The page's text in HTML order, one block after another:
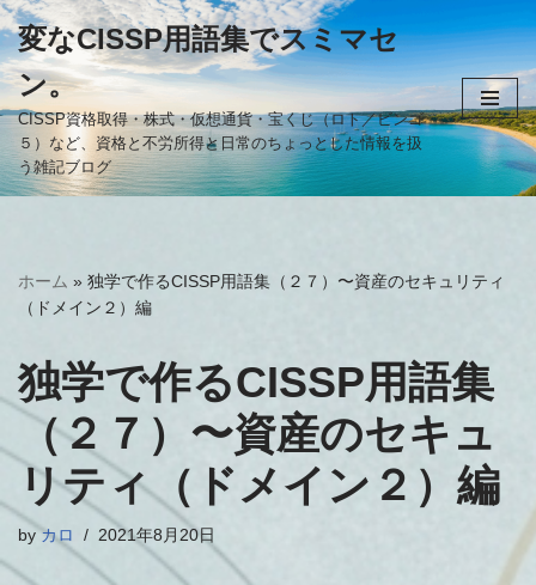
コ
ン
テ
ン
ツ
ッ
プ
変なCISSP用語集でスミマセ
ン。
CISSP資格取得・株式・仮想通貨・宝くじ（ロト／ビンゴ
５）など、資格と不労所得と日常のちょっとした情報を扱
う雑記ブログ
ホーム » 独学で作るCISSP用語集（２７）〜資産のセキュリティ
（ドメイン２）編
独学で作るCISSP用語集
（２７）〜資産のセキュ
リティ（ドメイン２）編
byカロ 2021年8月20日